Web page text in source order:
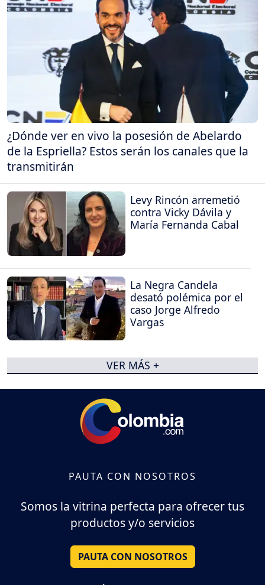
¿Dónde ver en vivo la posesión de Abelardo
de la Espriella? Estos serán los canales que la
transmitirán
Levy Rincón arremetió
contra Vicky Dávila y
María Fernanda Cabal
La Negra Candela
desató polémica por el
caso Jorge Alfredo
Vargas
VER MÁS +
PAUTA CON NOSOTROS
Somos la vitrina perfecta para ofrecer tus
productos y/o servicios
PAUTA CON NOSOTROS